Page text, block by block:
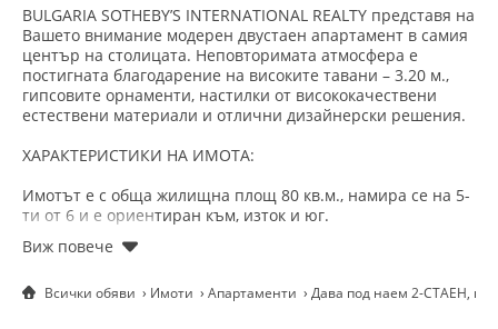
BULGARIA SOTHEBY’S INTERNATIONAL REALTY представя на
Вашето внимание модерен двустаен апартамент в самия
център на столицата. Неповторимата атмосфера е
постигната благодарение на високите тавани – 3.20 м.,
гипсовите орнаменти, настилки от висококачествени
естествени материали и отлични дизайнерски решения.
ХАРАКТЕРИСТИКИ НА ИМОТА:
Имотът е с обща жилищна площ 80 кв.м., намира се на 5-
ти от 6 и e ориентиран към, изток и юг.
Разпределение: входно антре; изключително просторна
спалня, баня с тоалетна; тоалетна за гости; мокро
Всички обяви Имоти Апартаменти Дава под наем 2-СТАЕН,